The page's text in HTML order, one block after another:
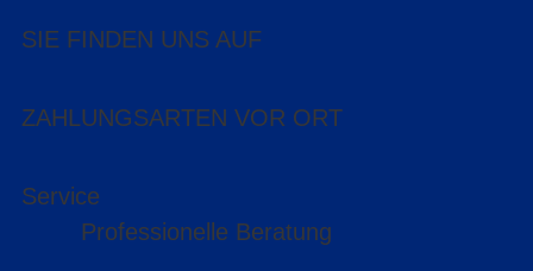
SIE FINDEN UNS AUF
ZAHLUNGSARTEN VOR ORT
Service
Professionelle Beratung